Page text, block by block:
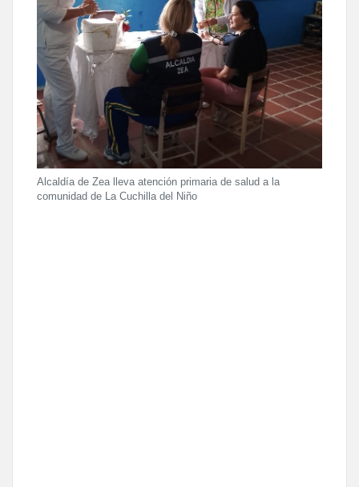
Alcaldía de Zea lleva atención primaria de salud a la
comunidad de La Cuchilla del Niño